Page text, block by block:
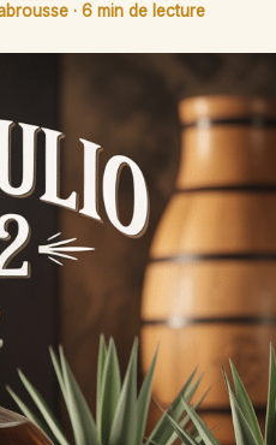
· 6 min de lecture